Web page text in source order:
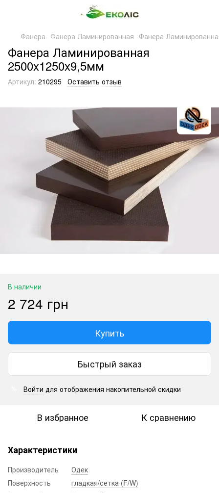
Фанера Фанера Ламинированная Фанера
Фанера Ламинированная
2500x1250x9,5мм
Артикул: 210295 Оставить отзыв
В наличии
2 724 грн
Купить
Быстрый заказ
Войти для отображения накопительной скидки
В избранное К сравнению
Характеристики
Производитель
Одек
Поверхность
гладкая/сетка (F/W)